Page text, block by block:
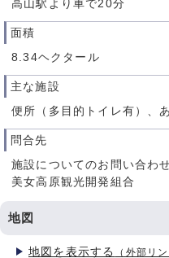
高山駅より車で20分
面積
8.34ヘクタール
主な施設
便所（多目的トイレ有）、
問合先
施設についてのお問い合わ
美女高原観光開発組合
地図
地図を表示する （外部リン